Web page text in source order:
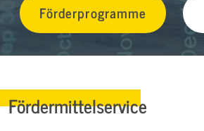
Förderprogramme
Fördermittelservice